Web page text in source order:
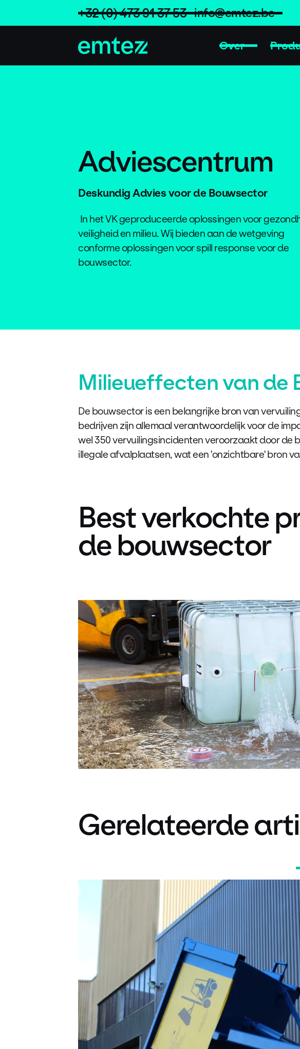
+32 (0) 473 91 37 53 info@emtez.be
Over
Adviescentrum
Deskundig Advies voor de Bouwsector
In het VK geproduceerde oplossingen voor
veiligheid en milieu. Wij bieden aan de wetgeving
conforme oplossingen voor spill response voor de
bouwsector.
Milieueffecten van de
De bouwsector is een belangrijke bron van
bedrijven zijn allemaal verantwoordelijk voor de
wel 350 vervuilingsincidenten veroorzaakt door
illegale afvalplaatsen, wat een 'onzichtbare' bron
Best verkochte
de bouwsector
Gerelateerde